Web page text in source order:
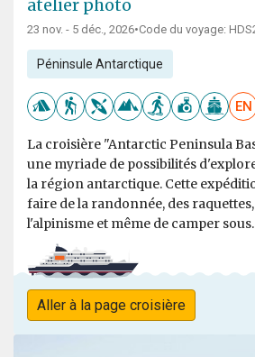
atelier photo
23 nov. - 5 déc., 2026•Code du voyage:
Péninsule Antarctique
EN
La croisière "Antarctic Peninsula
une myriade de possibilités
la région antarctique. Cette
faire de la randonnée, des
l'alpinisme et même de camper
Aller à la page croisière